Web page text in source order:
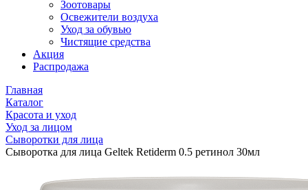
Зоотовары
Освежители воздуха
Уход за обувью
Чистящие средства
Акция
Распродажа
Главная
Каталог
Красота и уход
Уход за лицом
Сыворотки для лица
Сыворотка для лица Geltek Retiderm 0.5 ретинол 30мл